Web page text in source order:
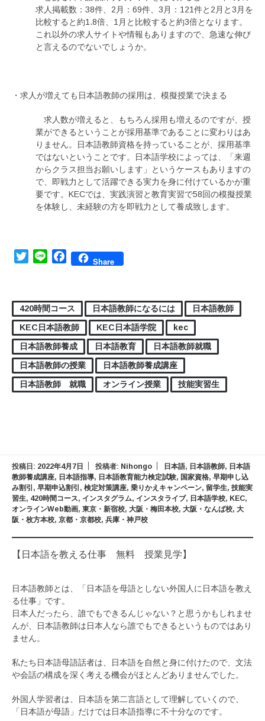
求人掲載数：38件、2月：69件、3月：121件と2月と3月を
比較すると約1.8倍、1月と比較すると約3倍となります。
これ以外の求人サイトや情報もありますので、急速な伸び
と言えるのでないでしょうか。
・求人が増えても日本語教師の採用は、模擬授業で決まる
求人数が増えると、もちろん採用も増えるのですが、授
業ができるということが採用基準であることに変わりはあ
りません。日本語教師資格を持っていることが、採用基準
ではないということです。日本語学校によっては、「来週
からクラス担当お願いします」というケースもありますの
で、即戦力として活躍できる実力を身に付けているかが重
要です。KECでは、実践演習と教育実習で58回の模擬授業
を体験し、未経験の方を即戦力として養成致します。
TwitterLine FacebookShare
420時間コース 日本語教師になるには
日本語教師
KEC日本語教師
KEC日本語学院
kec
日本語教師養成
日本語教育
日本語教師就職
日本語教師の授業
日本語教師養成講座
日本語教師 就職
オンライン授業 技能実習生
投稿日: 2022年4月7日 投稿者: Nihongo 日本語, 日本語教師, 日本語
教師養成講座, 日本語指導, 日本語教育能力検定試験, 国家資格, 早期申し込
み割引 , 早期申込割引 , 検定対策講座, 乗りかえキャンペーン, 留学生, 技能実
習生, 420時間コース, インスタグラム, インスタライブ, 日本語学校, KEC,
オンラインWeb動画, 東京・新宿校, 大阪・梅田本校, 大阪・なんば校, 大
阪・枚方本校, 京都・京都校, 兵庫・神戸校
【日本語を教える仕事 無料 授業見学】
日本語教師とは、「日本語を母語としない外国人に日本語を教え
る仕事」です。
日本人だったら、誰でもできるんじゃない？と思うかもしれませ
んが、日本語教師は日本人なら誰でもできるというものではあり
ません。
私たち日本語母語話者は、日本語を自然と身に付けたので、文法
や会話の構成を深く考える機会がほとんどありませんでした。
外国人学習者は、日本語を第二言語として理解していくので、
「日本語が母語」だけでは日本語指導に不十分なのです。